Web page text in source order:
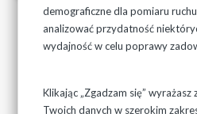
demograficzne dla pomiaru
analizować przydatność
wydajność w celu poprawy
Klikając „Zgadzam się”
Twoich danych w szerokim